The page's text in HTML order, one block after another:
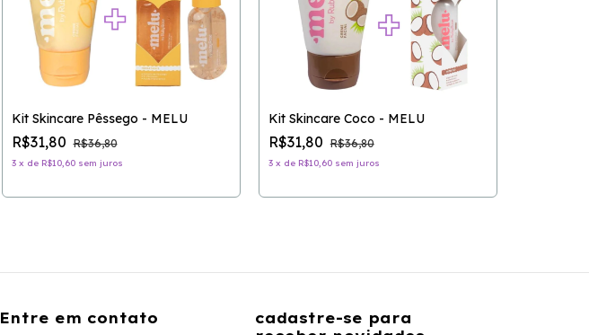
Kit Skincare Pêssego - MELU
R$31,80 R$36,80
3 x de R$10,60 sem juros
Kit Skincare Coco - MELU
R$31,80 R$36,80
3 x de R$10,60 sem juros
Entre em contato
cadastre-se para